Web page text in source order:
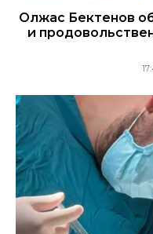
Олжас Бектенов
и